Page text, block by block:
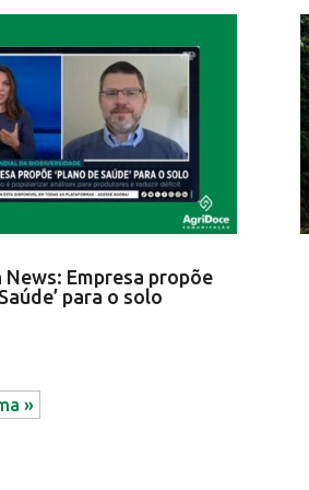
News: Empresa propõe
para o solo
»